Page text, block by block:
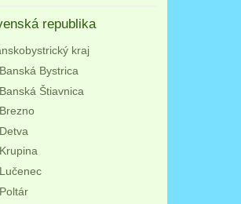
republika
kraj
Banská Bystrica
Banská Štiavnica
Brezno
Detva
Krupina
Lučenec
Poltár